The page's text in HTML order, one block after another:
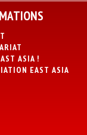
ASIA !
EAST ASIA